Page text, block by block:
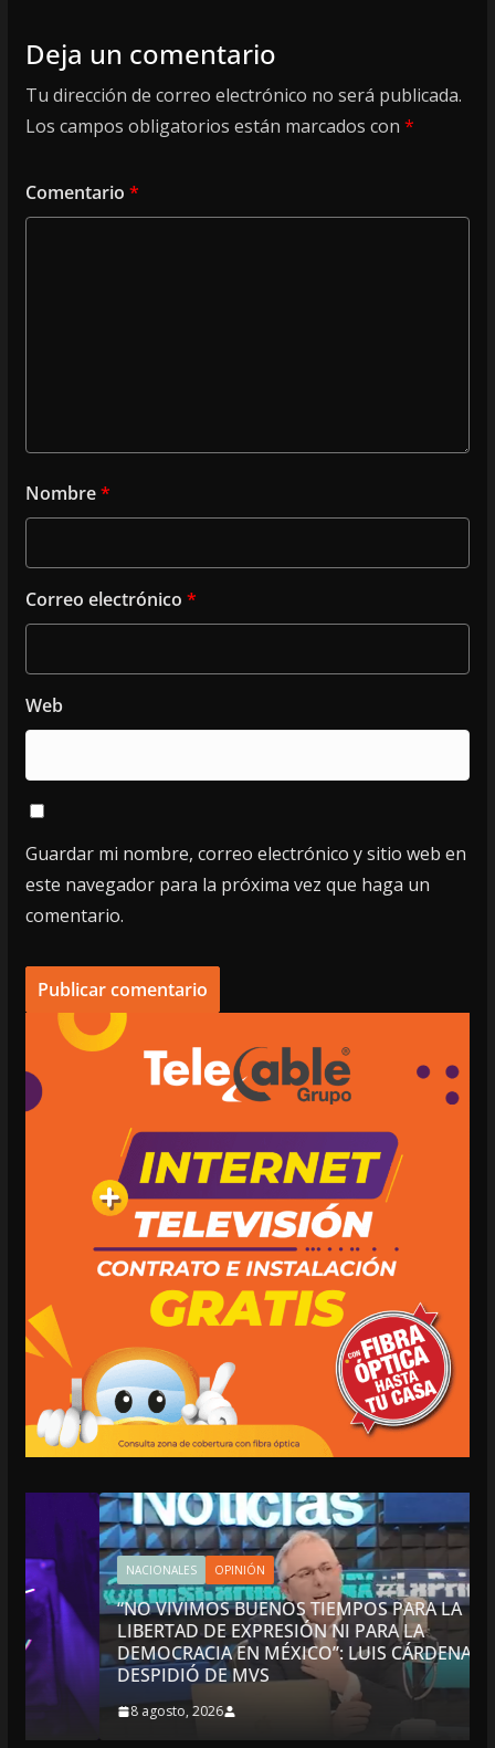
Deja un comentario
Tu dirección de correo electrónico no será publicada.
Los campos obligatorios están marcados con *
Comentario *
Nombre*
Correo electrónico *
Web
Guardar mi nombre, correo electrónico y sitio web en
este navegador para la próxima vez que haga un
comentario.
NACIONALES OPINIÓN
“NO VIVIMOS BUENOS TIEMPOS PARA LA
LIBERTAD DE EXPRESIÓN NI PARA LA
DEMOCRACIA EN MÉXICO”: LUIS CÁRDENAS; SE
DESPIDIÓ DE MVS
8 agosto, 2026